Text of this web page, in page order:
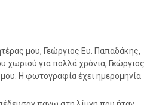
μου, Γεώργιος Ευ. Παπαδάκης,
χωριού για πολλά χρόνια, Γεώργιος
Η φωτογραφία έχει ημερομηνία